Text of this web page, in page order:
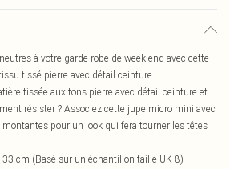
à votre garde-robe de week-end avec cette
tissé pierre avec détail ceinture.
tissée aux tons pierre avec détail ceinture et
résister ? Associez cette jupe micro mini avec
pour un look qui fera tourner les têtes
cm (Basé sur un échantillon taille UK 8)